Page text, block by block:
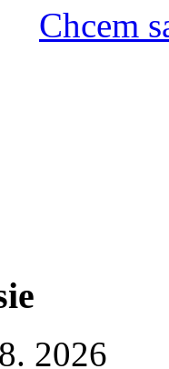
Chcem
2026